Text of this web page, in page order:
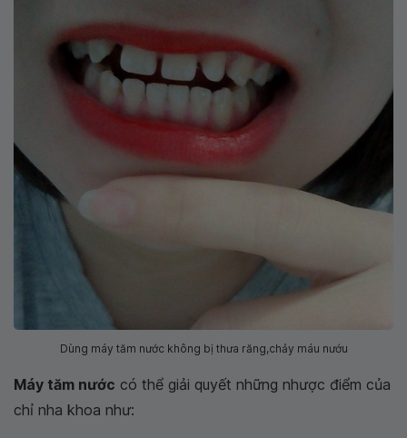
Dùng máy tăm nước không bị thưa răng,chảy máu nướu
Máy tăm nước có thể giải quyết những nhược điểm của
chỉ nha khoa như: